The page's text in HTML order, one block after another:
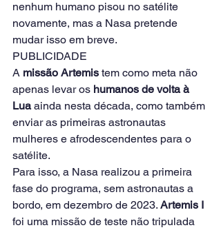
nenhum humano pisou no satélite
novamente, mas a Nasa pretende
mudar isso em breve.
PUBLICIDADE
A missão Artemis tem como meta não
apenas levar os humanos de volta à
Lua ainda nesta década, como também
enviar as primeiras astronautas
mulheres e afrodescendentes para o
satélite.
Para isso, a Nasa realizou a primeira
fase do programa, sem astronautas a
bordo, em dezembro de 2023. Artemis I
foi uma missão de teste não tripulada